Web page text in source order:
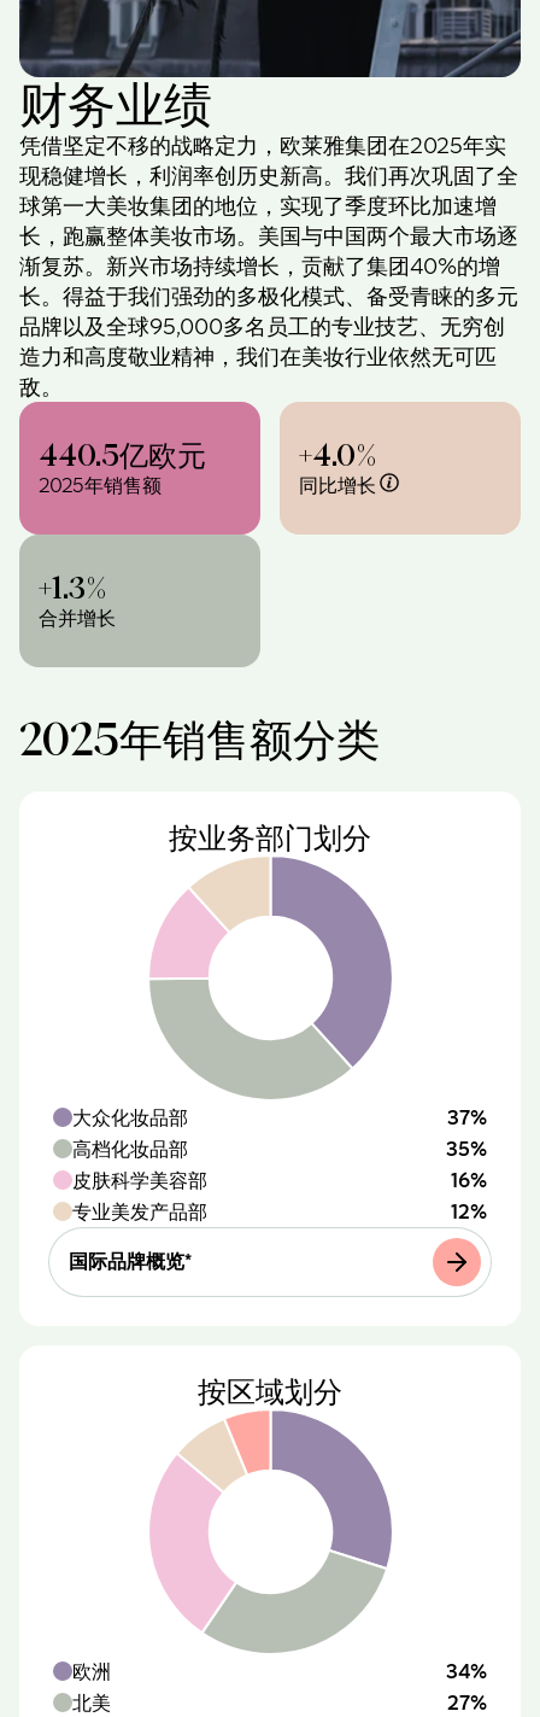
财务业绩
凭借坚定不移的战略定力，欧莱雅集团在2025年实
现稳健增长，利润率创历史新高。我们再次巩固了全
球第一大美妆集团的地位，实现了季度环比加速增
长，跑赢整体美妆市场。美国与中国两个最大市场逐
渐复苏。新兴市场持续增长，贡献了集团40%的增
长。得益于我们强劲的多极化模式、备受青睐的多元
品牌以及全球95,000多名员工的专业技艺、无穷创
造力和高度敬业精神，我们在美妆行业依然无可匹
敌。
440.5亿欧元
2025年销售额
+4.0%
同比增长
+1.3%
合并增长
2025年销售额分类
按业务部门划分
大众化妆品部
37%
高档化妆品部
35%
皮肤科学美容部
16%
专业美发产品部
12%
国际品牌概览*
按区域划分
欧洲
34%
北美
27%